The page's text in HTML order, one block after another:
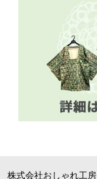
株式会社おしゃれ工房